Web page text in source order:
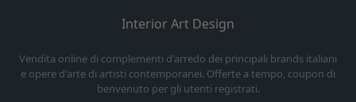
Interior Art Design
Vendita online di complementi d'arredo dei principali brands italiani
e opere d'arte di artisti contemporanei. Offerte a tempo, coupon di
benvenuto per gli utenti registrati.